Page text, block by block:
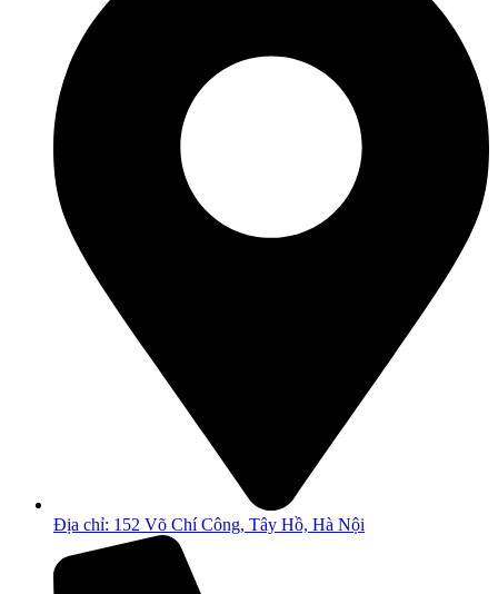
Địa chỉ: 152 Võ Chí Công, Tây Hồ, Hà Nội